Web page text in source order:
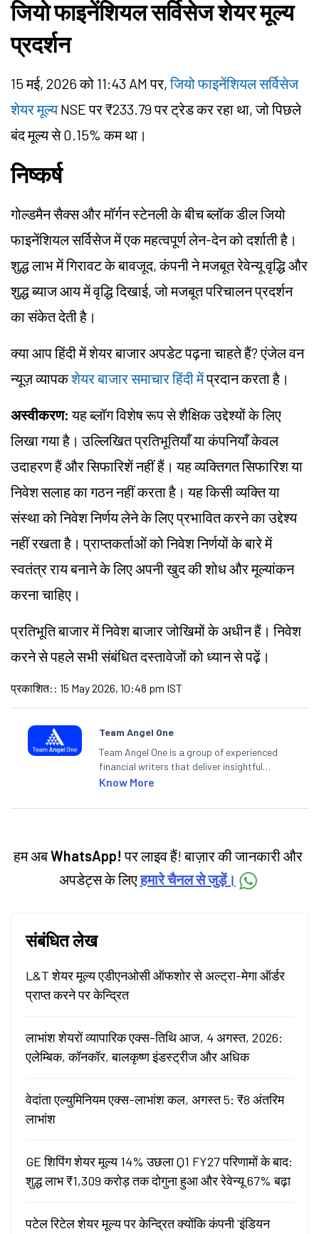
जियो फाइनेंशियल सर्विसेज शेयर मूल्य
प्रदर्शन
15 मई, 2026 को 11:43 AM पर,जियो फाइनेंशियल सर्विसेज
शेयर मूल्यNSE पर ₹233.79 पर ट्रेड कर रहा था, जो पिछले
बंद मूल्य से 0.15% कम था।
निष्कर्ष
गोल्डमैन सैक्स और मॉर्गन स्टेनली के बीच ब्लॉक डील जियो
फाइनेंशियल सर्विसेज में एक महत्वपूर्ण लेन-देन को दर्शाती है।
शुद्ध लाभ में गिरावट के बावजूद, कंपनी ने मजबूत रेवेन्यू वृद्धि और
शुद्ध ब्याज आय में वृद्धि दिखाई, जो मजबूत परिचालन प्रदर्शन
का संकेत देती है।
क्या आप हिंदी में शेयर बाजार अपडेट पढ़ना चाहते हैं? एंजेल वन
न्यूज़ व्यापकशेयर बाजार समाचार हिंदी मेंप्रदान करता है।
अस्वीकरण: यह ब्लॉग विशेष रूप से शैक्षिक उद्देश्यों के लिए
लिखा गया है। उल्लिखित प्रतिभूतियाँ या कंपनियाँ केवल
उदाहरण हैं और सिफारिशें नहीं हैं। यह व्यक्तिगत सिफारिश या
निवेश सलाह का गठन नहीं करता है। यह किसी व्यक्ति या
संस्था को निवेश निर्णय लेने के लिए प्रभावित करने का उद्देश्य
नहीं रखता है। प्राप्तकर्ताओं को निवेश निर्णयों के बारे में
स्वतंत्र राय बनाने के लिए अपनी खुद की शोध और मूल्यांकन
करना चाहिए।
प्रतिभूति बाजार में निवेश बाजार जोखिमों के अधीन हैं। निवेश
करने से पहले सभी संबंधित दस्तावेजों को ध्यान से पढ़ें।
प्रकाशित: : 15 May 2026, 10:48 pm IST
Team Angel One
Team Angel One is a group of experienced
financial writers that deliver insightful
articles on the stock market, IPO, economy,
categories.
Know More
हम अबWhatsApp! पर लाइव हैं! बाज़ार की जानकारी और
अपडेट्स के लिएहमारे चैनल से जुड़ें।
संबंधित लेख
L&T शेयर मूल्य एडीएनओसी ऑफशोर से अल्ट्रा-मेगा ऑर्डर
प्राप्त करने पर केन्द्रित
लाभांश शेयरों व्यापारिक एक्स-तिथि आज, 4 अगस्त, 2026:
एलेम्बिक, कॉनकॉर, बालकृष्ण इंडस्ट्रीज और अधिक
वेदांता एल्युमिनियम एक्स-लाभांश कल, अगस्त 5: ₹8 अंतरिम
लाभांश
GE शिपिंग शेयर मूल्य 14% उछला Q1 FY27 परिणामों के बाद:
शुद्ध लाभ ₹1,309 करोड़ तक दोगुना हुआ और रेवेन्यू 67% बढ़ा
पटेल रिटेल शेयर मूल्य पर केन्द्रित क्योंकि कंपनी 'इंडियन